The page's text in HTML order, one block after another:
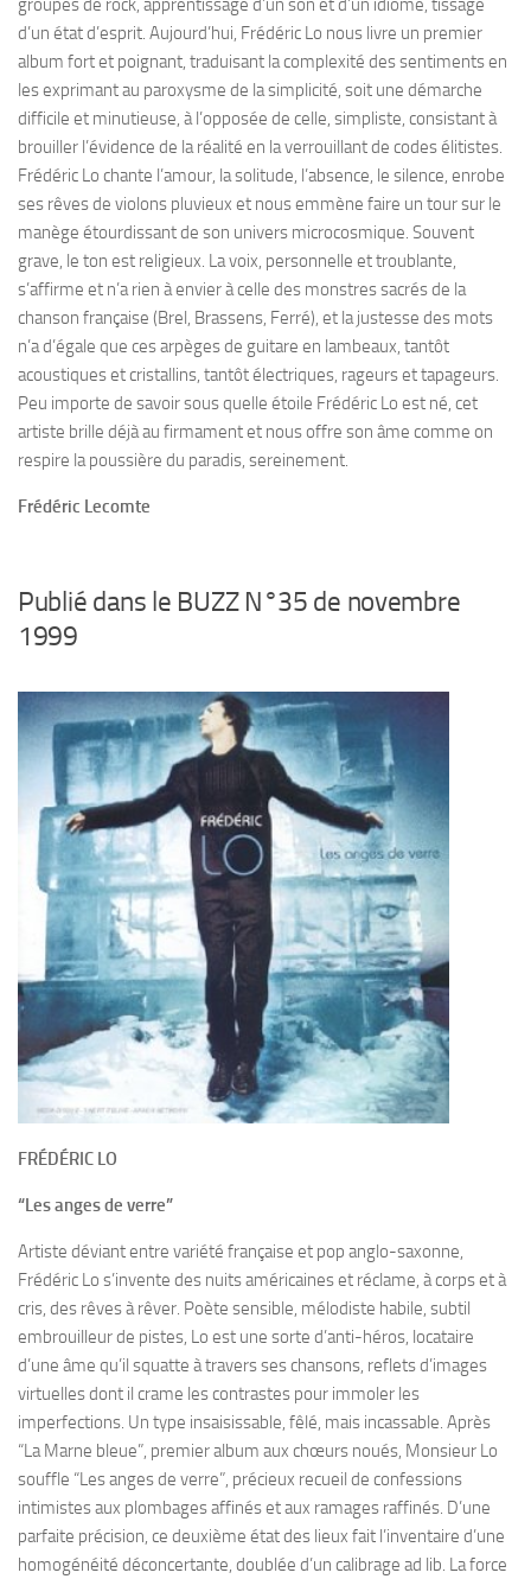
groupes de rock, apprentissage d’un son et d’un idiome, tissage
d’un état d’esprit. Aujourd’hui, Frédéric Lo nous livre un premier
album fort et poignant, traduisant la complexité des sentiments en
les exprimant au paroxysme de la simplicité, soit une démarche
difficile et minutieuse, à l’opposée de celle, simpliste, consistant à
brouiller l’évidence de la réalité en la verrouillant de codes élitistes.
Frédéric Lo chante l’amour, la solitude, l’absence, le silence, enrobe
ses rêves de violons pluvieux et nous emmène faire un tour sur le
manège étourdissant de son univers microcosmique. Souvent
grave, le ton est religieux. La voix, personnelle et troublante,
s’affirme et n’a rien à envier à celle des monstres sacrés de la
chanson française (Brel, Brassens, Ferré), et la justesse des mots
n’a d’égale que ces arpèges de guitare en lambeaux, tantôt
acoustiques et cristallins, tantôt électriques, rageurs et tapageurs.
Peu importe de savoir sous quelle étoile Frédéric Lo est né, cet
artiste brille déjà au firmament et nous offre son âme comme on
respire la poussière du paradis, sereinement.
Frédéric Lecomte
Publié dans le BUZZ N°35 de novembre
1999
FRÉDÉRIC LO
“Les anges de verre”
Artiste déviant entre variété française et pop anglo-saxonne,
Frédéric Lo s’invente des nuits américaines et réclame, à corps et à
cris, des rêves à rêver. Poète sensible, mélodiste habile, subtil
embrouilleur de pistes, Lo est une sorte d’anti-héros, locataire
d’une âme qu’il squatte à travers ses chansons, reflets d’images
virtuelles dont il crame les contrastes pour immoler les
imperfections. Un type insaisissable, fêlé, mais incassable. Après
“La Marne bleue”, premier album aux chœurs noués, Monsieur Lo
souffle “Les anges de verre”, précieux recueil de confessions
intimistes aux plombages affinés et aux ramages raffinés. D’une
parfaite précision, ce deuxième état des lieux fait l’inventaire d’une
homogénéité déconcertante, doublée d’un calibrage ad lib. La force